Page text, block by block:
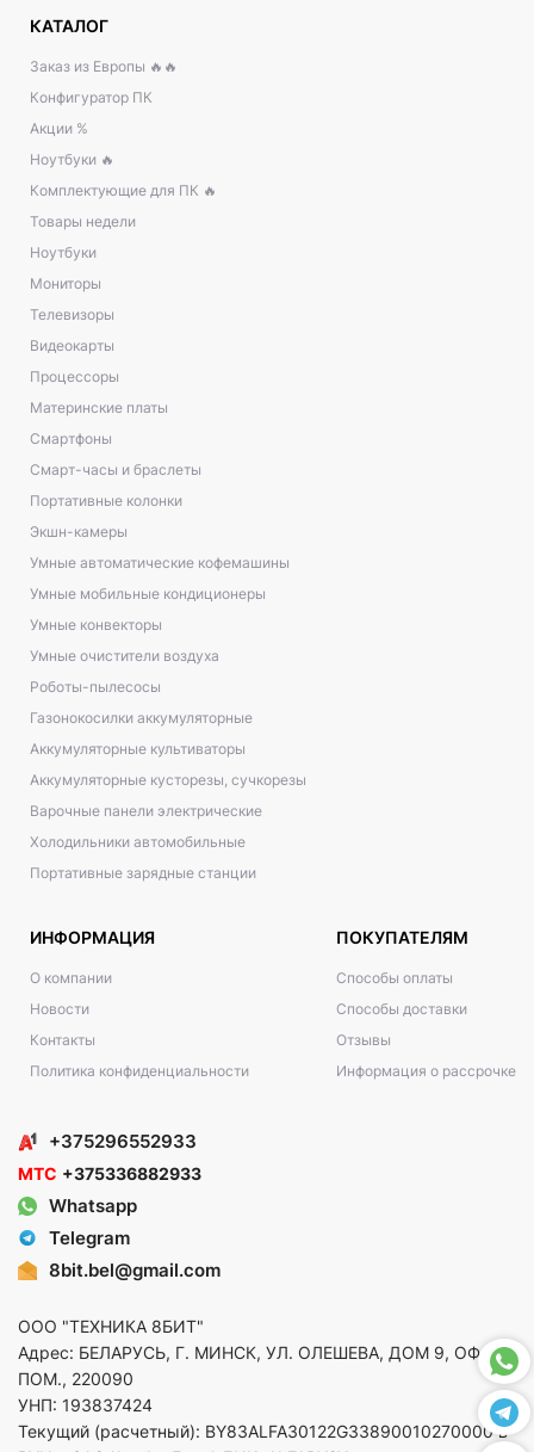
КАТАЛОГ
Заказ из Европы 🔥🔥
Конфигуратор ПК
Акции %
Ноутбуки 🔥
Комплектующие для ПК 🔥
Товары недели
Ноутбуки
Мониторы
Телевизоры
Видеокарты
Процессоры
Материнские платы
Смартфоны
Смарт-часы и браслеты
Портативные колонки
Экшн-камеры
Умные автоматические кофемашины
Умные мобильные кондиционеры
Умные конвекторы
Умные очистители воздуха
Роботы-пылесосы
Газонокосилки аккумуляторные
Аккумуляторные культиваторы
Аккумуляторные кусторезы, сучкорезы
Варочные панели электрические
Холодильники автомобильные
Портативные зарядные станции
ИНФОРМАЦИЯ
О компании
Новости
Контакты
Политика конфиденциальности
ПОКУПАТЕЛЯМ
Способы оплаты
Способы доставки
Отзывы
Информация о рассрочке
+375296552933
МТС +375336882933
Whatsapp
Telegram
8bit.bel@gmail.com
ООО "ТЕХНИКА 8БИТ"
Адрес: БЕЛАРУСЬ, Г. МИНСК, УЛ. ОЛЕШЕВА, ДОМ 9, ОФ. 5,
ПОМ., 220090
УНП: 193837424
Текущий (расчетный): BY83ALFA30122G33890010270000 в